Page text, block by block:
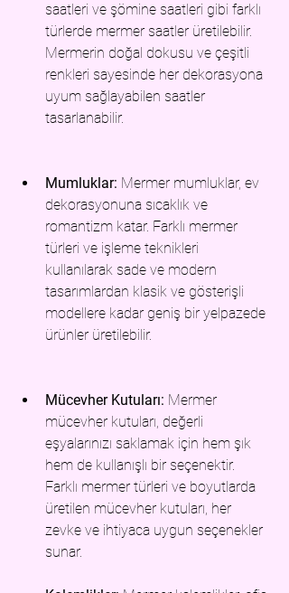
saatleri ve şömine saatleri gibi farklı
türlerde mermer saatler üretilebilir.
Mermerin doğal dokusu ve çeşitli
renkleri sayesinde her dekorasyona
uyum sağlayabilen saatler
tasarlanabilir.
Mumluklar: Mermer mumluklar, ev
dekorasyonuna sıcaklık ve
romantizm katar. Farklı mermer
türleri ve işleme teknikleri
kullanılarak sade ve modern
tasarımlardan klasik ve gösterişli
modellere kadar geniş bir yelpazede
ürünler üretilebilir.
Mücevher Kutuları: Mermer
mücevher kutuları, değerli
eşyalarınızı saklamak için hem şık
hem de kullanışlı bir seçenektir.
Farklı mermer türleri ve boyutlarda
üretilen mücevher kutuları, her
zevke ve ihtiyaca uygun seçenekler
sunar.